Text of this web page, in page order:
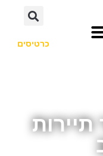
כרטיסים